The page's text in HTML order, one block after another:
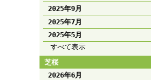
2025年9月
2025年7月
2025年5月
すべて表示
芝桜
2026年6月